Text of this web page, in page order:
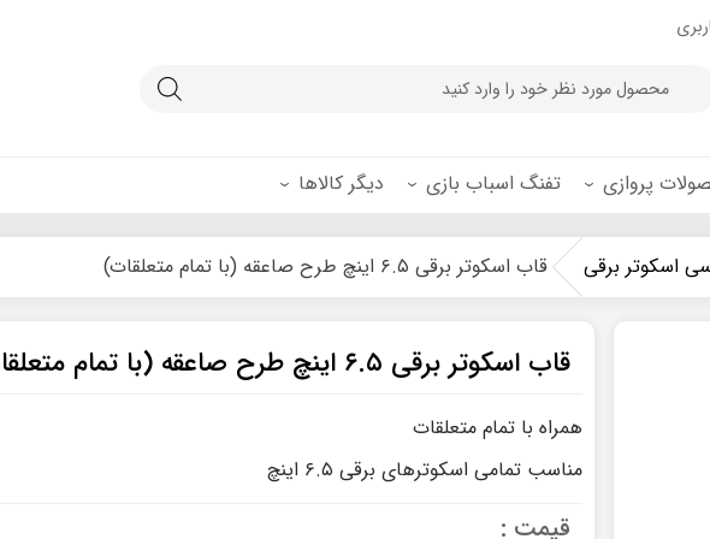
search
تاشو
برد اسکوتر برقی
باتری اسکوتر برقی
لاستیک و تیوپ اسکوتر برقی
سوختی آفرود
ماشین سنگین کنترلی
پروازی تفنگ اسباب بازی دیگر کالاها
ماشین کنترلی
اسکوتر برقی قاب اسکوتر برقی ۶.۵ اینچ طرح صاعقه (با تمام متعلقات)
قاب اسکوتر برقی ۶.۵ اینچ طرح صاعقه (با تمام متعلقات)
همراه با تمام متعلقات
مناسب تمامی اسکوترهای برقی ۶.۵ اینچ
قیمت :